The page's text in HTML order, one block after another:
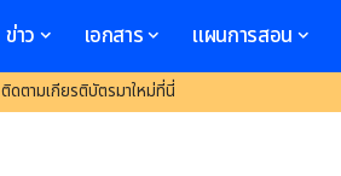
ข่าว เอกสาร แผนการสอน
ติดตามเกียรติบัตรมาใหม่ที่นี่